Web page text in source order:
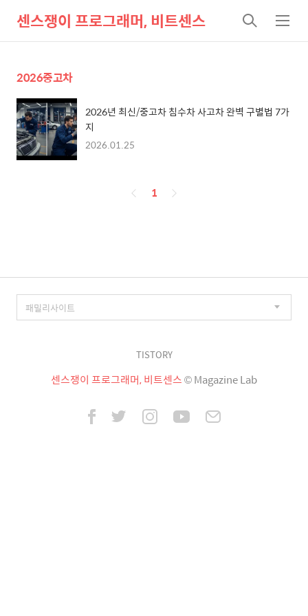
센스쟁이 프로그래머, 비트센스
검
색
메
뉴
2026중고차
2026년 최신/중고차 침수차 사고차 완벽 구별법 7가
지
2026.01.25
페
1
TISTORY
센스쟁이 프로그래머, 비트센스© Magazine Lab